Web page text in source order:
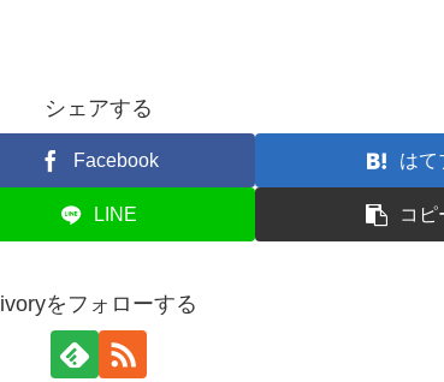
シェアする
Facebook はて
LINE コピ
ivoryをフォローする